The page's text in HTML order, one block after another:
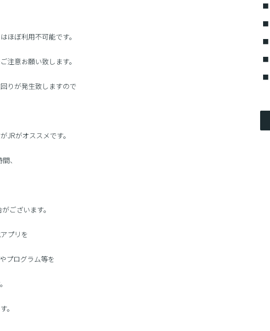
ほぼ利用不可能です。
注意お願い致します。
りが発生致しますので
JRがオススメです。
、
ございます。
プリを
プログラム等を
。
■
■
■
■
■